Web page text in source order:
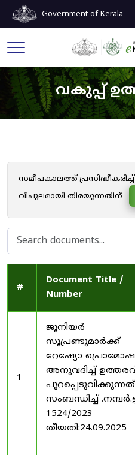
Government of Kerala
വകുപ്പ്
സമീപകാലത്ത് പ്രസിദ്ധീകരിച്ച്
വിപുലമായി തിരയുന്നതിന്
#
Document Title /
Number
1
ജൂനിയർ
സൂപ്രണ്ടുമാർക്ക്
റേഷ്യോ
അനുവദിച്ച്
സംബന്ധിച്ച്
1524/2023
തീയതി:24.09.2025